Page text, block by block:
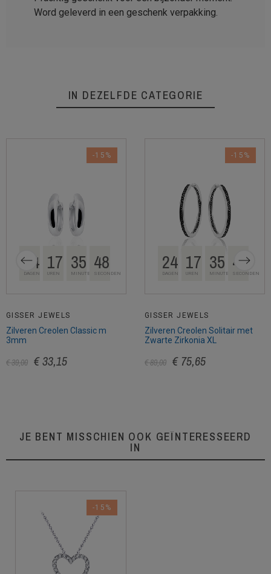
Word geleverd in een geschenk verpakking.
IN DEZELFDE CATEGORIE
24
DAGEN 17
UREN 35
MINUTEN 48
SECONDEN
GISSER JEWELS
Zilveren Creolen Classic m
3mm
€ 39,00 € 33,15
-15%
24
DAGEN 17
UREN 35
MINUTEN 48
SECONDEN
GISSER JEWELS
Zilveren Creolen Solitair met
Zwarte Zirkonia XL
€ 89,00 € 75,65
-15%
JE BENT MISSCHIEN OOK GEÏNTERESSEERD
IN
-15%